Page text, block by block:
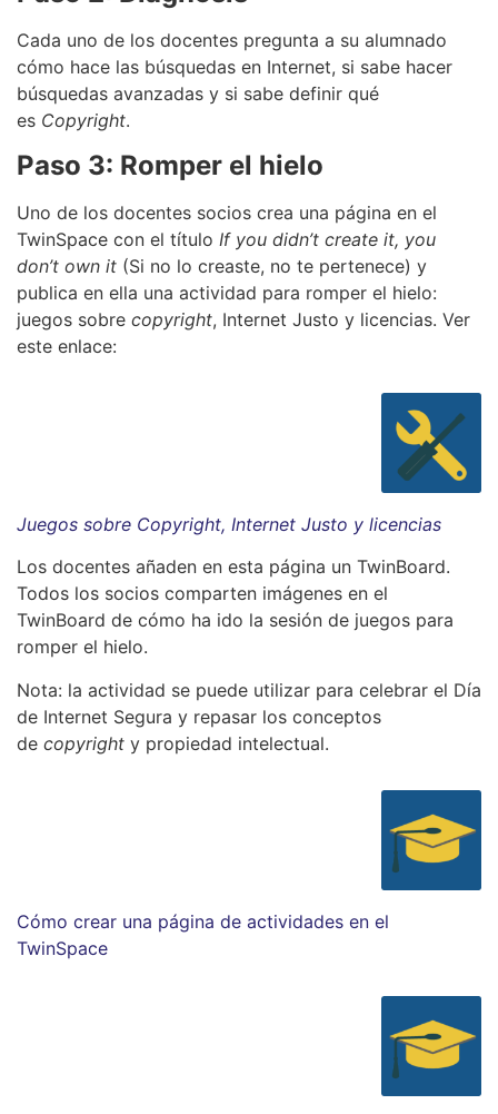
Cada uno de los docentes pregunta a su alumnado
cómo hace las búsquedas en Internet, si sabe hacer
búsquedas avanzadas y si sabe definir qué
es Copyright.
Paso 3: Romper el hielo
Uno de los docentes socios crea una página en el
TwinSpace con el título If you didn’t create it, you
don’t own it (Si no lo creaste, no te pertenece) y
publica en ella una actividad para romper el hielo:
juegos sobre copyright, Internet Justo y licencias. Ver
este enlace:
Juegos sobre Copyright, Internet Justo y licencias
Los docentes añaden en esta página un TwinBoard.
Todos los socios comparten imágenes en el
TwinBoard de cómo ha ido la sesión de juegos para
romper el hielo.
Nota: la actividad se puede utilizar para celebrar el Día
de Internet Segura y repasar los conceptos
de copyright y propiedad intelectual.
Cómo crear una página de actividades en el
TwinSpace